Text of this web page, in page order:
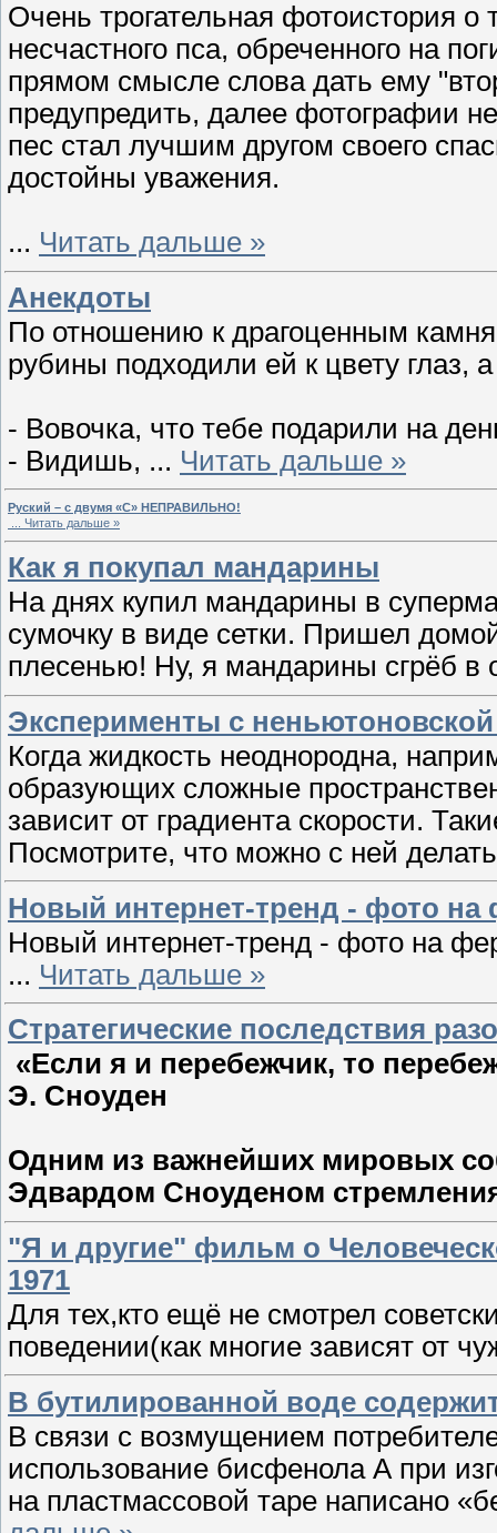
Очень трогательная фотоистория
несчастного пса, обреченного на
прямом смысле слова дать ему
предупредить, далее фотографии
пес стал лучшим другом своего
достойны уважения.
... Читать дальше »
Анекдоты
По отношению к драгоценным
рубины подходили ей к цвету глаз,
- Вовочка, что тебе подарили на
- Видишь, ... Читать дальше »
Руский – с двумя «С» НЕПРАВИЛЬНО!
Читать дальше »
Как я покупал мандарины
На днях купил мандарины в
сумочку в виде сетки. Пришел
плесенью! Ну, я мандарины сгрёб в
Эксперименты с
Когда жидкость неоднородна,
образующих сложные
зависит от градиента скорости.
Посмотрите, что можно с ней
Новый интернет-тренд - фото на
Новый интернет-тренд - фото на
... Читать дальше »
Стратегические последствия
«Если я и перебежчик, то
Э. Сноуден
Одним из важнейших мировых
Эдвардом Сноуденом
"Я и другие" фильм о
1971
Для тех,кто ещё не смотрел
поведении(как многие зависят от
В бутилированной воде
В связи с возмущением
использование бисфенола А при
на пластмассовой таре написано